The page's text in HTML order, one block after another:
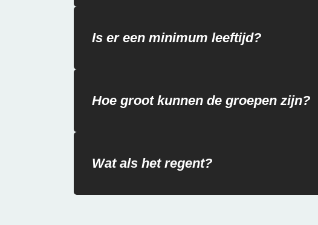
Is er een minimum leeftijd?
Hoe groot kunnen de groepen zijn?
Wat als het regent?